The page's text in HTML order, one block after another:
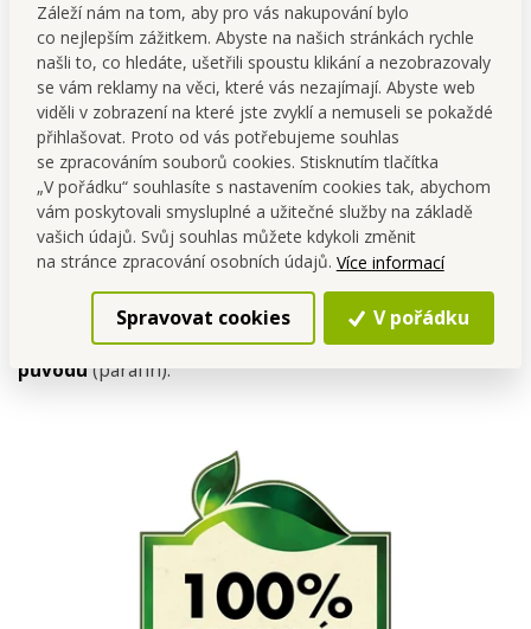
Záleží nám na tom, aby pro vás nakupování bylo
co nejlepším zážitkem. Abyste na našich stránkách rychle
našli to, co hledáte, ušetřili spoustu klikání a nezobrazovaly
se vám reklamy na věci, které vás nezajímají. Abyste web
viděli v zobrazení na které jste zvyklí a nemuseli se pokaždé
přihlašovat. Proto od vás potřebujeme souhlas
se zpracováním souborů cookies. Stisknutím tlačítka
„V pořádku“ souhlasíte s nastavením cookies tak, abychom
vám poskytovali smysluplné a užitečné služby na základě
vašich údajů. Svůj souhlas můžete kdykoli změnit
na stránce zpracování osobních údajů. Více informací
Spravovat cookies V pořádku
Víte, že…
Sójový voskje získáván ze sójových bobů, tedy
obnovitelného zdroje. Je100% přírodnía neobsahuje
žádné živočišné produkty. Nenajdeš v němžádné
toxické látky,pesticidy,herbicidynebo látkyropného
původu(parafín).